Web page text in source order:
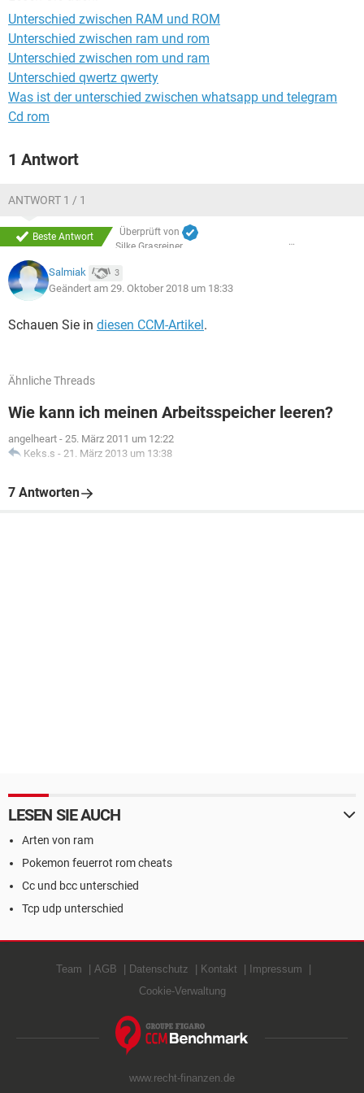
Unterschied zwischen RAM und ROM
Unterschied zwischen ram und rom
Unterschied zwischen rom und ram
Unterschied qwertz qwerty
Was ist der unterschied zwischen whatsapp und telegram
Cd rom
1 Antwort
ANTWORT 1 / 1
Beste Antwort
Überprüft von
Silke Grasreiner
Salmiak 3
Geändert am 29. Oktober 2018 um 18:33
Schauen Sie in diesen CCM-Artikel.
Ähnliche Threads
Wie kann ich meinen Arbeitsspeicher leeren?
angelheart - 25. März 2011 um 12:22
Keks.s - 21. März 2013 um 13:38
7 Antworten
LESEN SIE AUCH
Arten von ram
Pokemon feuerrot rom cheats
Cc und bcc unterschied
Tcp udp unterschied
Team AGB Datenschutz Kontakt
Impressum
Cookie-Verwaltung
www.recht-finanzen.de